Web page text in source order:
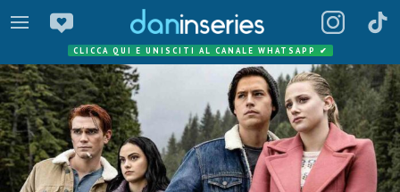
CLICCA QUI E UNISCITI AL CANALE WHATSAPP ✔